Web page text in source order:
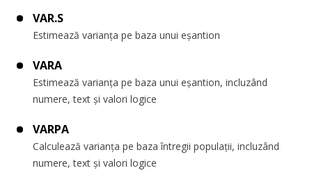
VAR.S
Estimează varianța pe baza unui eșantion
VARA
Estimează varianța pe baza unui eșantion, incluzând
numere, text și valori logice
VARPA
Calculează varianța pe baza întregii populații, incluzând
numere, text și valori logice